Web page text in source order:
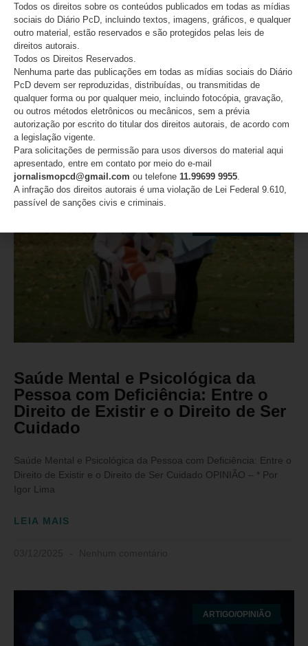
Defensor público André Naves
destaca desafios da acessibilidade
no Brasil
Defensor público André Naves destaca desafios da
acessibilidade no Brasil
LEIA MAIS
03/12/2025 Nenhum comentário
Saúde Mental e Psicológica da
Pessoa com Deficiência: Entre o
Direito de Existir e o Direito de Ser
Cuidado
Saúde Mental e Psicológica da Pessoa com Deficiência: Entre o
Direito de Existir e o Direito de Ser Cuidado OPINIÃO – * Por
Igor Lima
LEIA MAIS
ARTIGO/OPINIÃO
Todos os direitos sobre os conteúdos publicados em todas as mídias
sociais do Diário PcD, incluindo textos, imagens, gráficos, e qualquer
outro material, estão reservados e são protegidos pelas leis de
direitos autorais.
Todos os Direitos Reservados.
Nenhuma parte das publicações em todas as mídias sociais do Diário
PcD devem ser reproduzidas, distribuídas, ou transmitidas de
qualquer forma ou por qualquer meio, incluindo fotocópia, gravação,
ou outros métodos eletrônicos ou mecânicos, sem a prévia
autorização por escrito do titular dos direitos autorais, de acordo com
a legislação vigente.
Para solicitações de permissão para usos diversos do material aqui
apresentado, entre em contato por meio do e-mail
jornalismopcd@gmail.com ou telefone 11.99699 9955
A infração dos direitos autorais é uma violação de Lei Federal 9.610,
passível de sanções civis e criminais.